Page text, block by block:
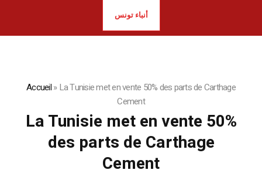
أنباء تونس
Accueil»La Tunisie met en vente 50% des parts de Carthage
Cement
La Tunisie met en vente 50%
des parts de Carthage
Cement